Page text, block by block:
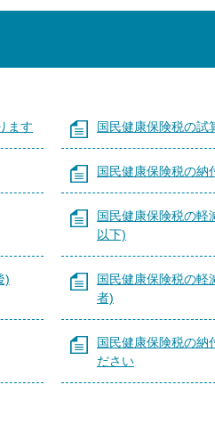
ます 国民健康保険税の試
国民健康保険税の納
国民健康保険税の軽
以下)
)
国民健康保険税の軽
者)
国民健康保険税の納
ださい